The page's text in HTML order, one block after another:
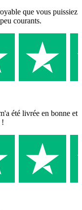
que vous puissiez
courants.
été livrée en bonne et
!